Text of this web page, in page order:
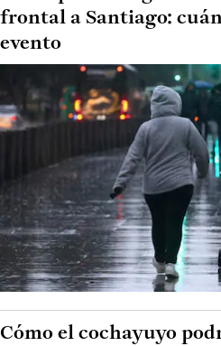
frontal a Santiago:
evento
Cómo el cochayuyo